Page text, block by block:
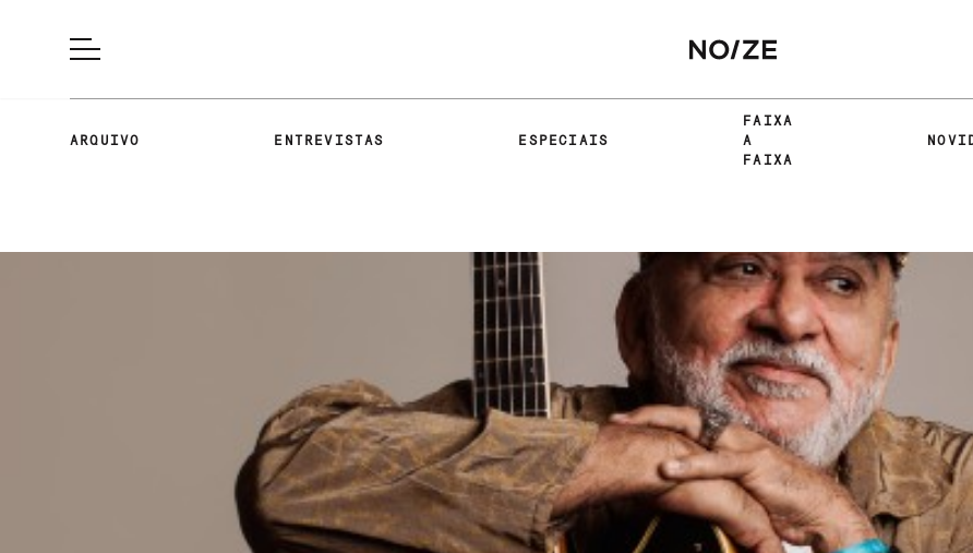
ARQUIVO ENTREVISTAS ESPECIAIS
FAIXA
A
FAIXA